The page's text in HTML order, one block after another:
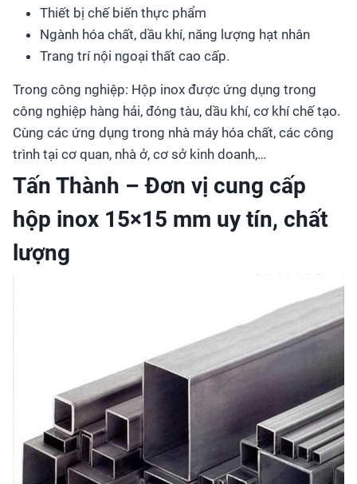
Thiết bị chế biến thực phẩm
Ngành hóa chất, dầu khí, năng lượng hạt nhân
Trang trí nội ngoại thất cao cấp.
Trong công nghiệp: Hộp inox được ứng dụng trong
công nghiệp hàng hải, đóng tàu, dầu khí, cơ khí chế tạo.
Cùng các ứng dụng trong nhà máy hóa chất, các công
trình tại cơ quan, nhà ở, cơ sở kinh doanh,…
Tấn Thành – Đơn vị cung cấp
hộp inox 15×15 mm uy tín, chất
lượng